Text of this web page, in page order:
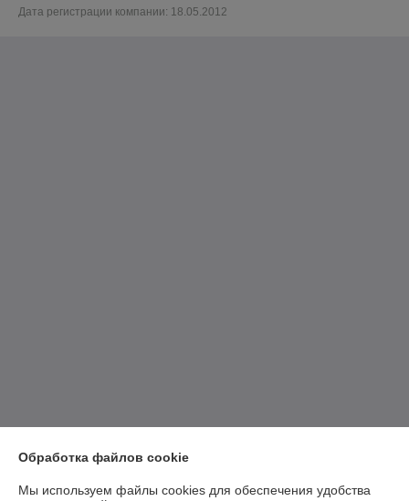
Дата регистрации компании: 18.05.2012
Обработка файлов cookie
Мы используем файлы cookies для обеспечения удобства